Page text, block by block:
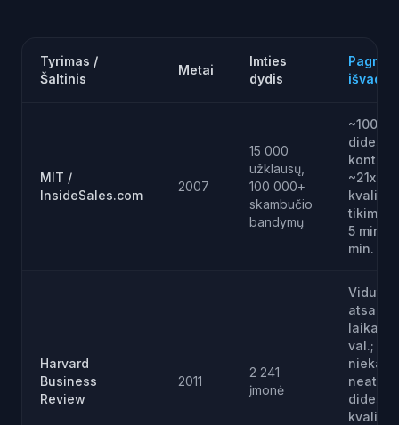
Tyrimas /
Šaltinis
Metai
Imties
dydis
išvada
MIT /
InsideSales.com
2007
15 000
užklausų,
100 000+
skambučio
bandymų
~100x
didesnė
~21x
5 min.
min.
Harvard
Business
Review
2011
2 241
įmonė
laikas
val.;
niekada
didesnė